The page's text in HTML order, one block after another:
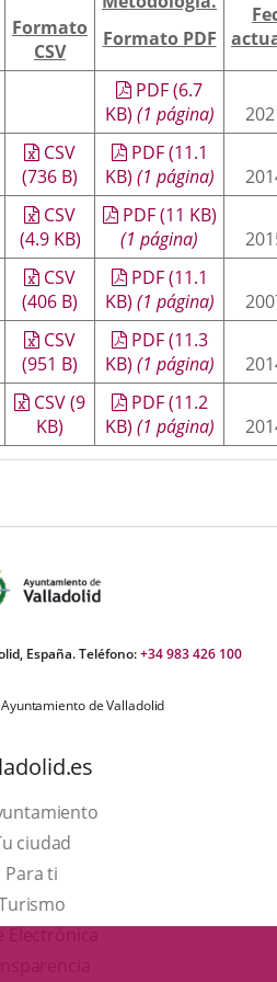
aplicación
externa.
aplicación
externa.
Formato
CSV
Formato PDF
PDF(6.7
KB) (1 página)
CSV
(736 B)
PDF(11.1
KB) (1 página)
CSV
(4.9 KB)
PDF(11 KB)
(1 página)
CSV
(406 B)
PDF(11.1
KB) (1 página)
CSV
(951 B)
PDF(11.3
KB) (1 página)
CSV(9
KB)
PDF(11.2
KB) (1 página)
España. Teléfono:+34 983 426 100
de Valladolid
ciudad
Para ti
Este
enlaceEnlace